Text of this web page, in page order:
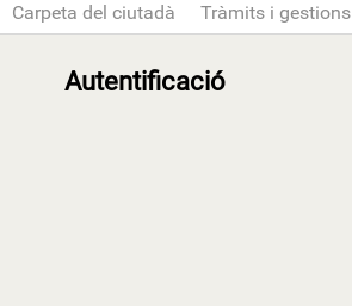
Carpeta del ciutadà Tràmits i gestions
Autentificació